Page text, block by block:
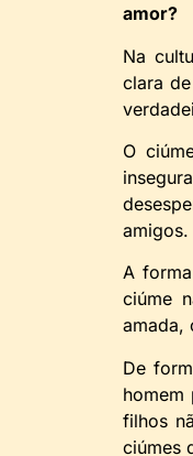
amor?
Na
clara
O
amigos.
A
ciúme
amada,
De
homem
filhos
ciúmes